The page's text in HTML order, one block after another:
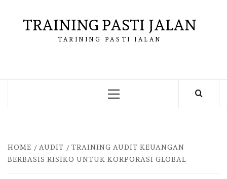
contentTRAINING PASTI JALAN
TARINING PASTI JALAN
Primary
HOME AUDIT
TRAINING AUDIT KEUANGAN
BERBASIS RISIKO UNTUK KORPORASI GLOBAL